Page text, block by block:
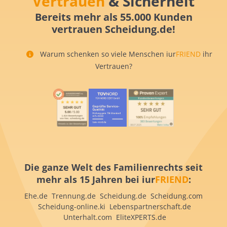
Bereits mehr als 55.000 Kunden
vertrauen Scheidung.de!
Warum schenken so viele Menschen iurFRIEND ihr
Vertrauen?
Die ganze Welt des Familienrechts seit
mehr als 15 Jahren bei iurFRIEND:
Ehe.de Trennung.de Scheidung.de Scheidung.com
Scheidung-online.ki Lebenspartnerschaft.de
Unterhalt.com EliteXPERTS.de